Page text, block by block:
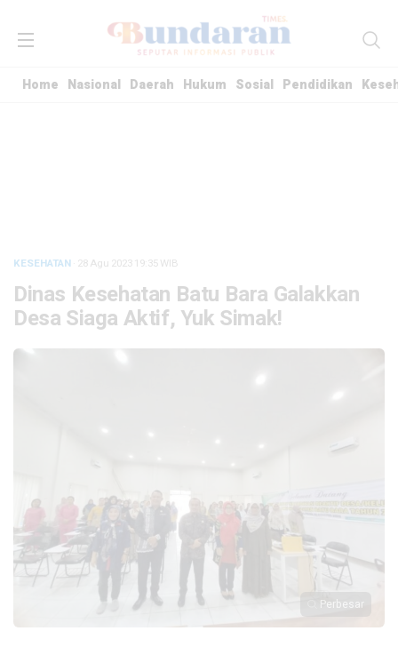
Home Nasional Daerah Hukum Sosial Pendidikan
KESEHATAN · 28 Agu 2023 19:35WIB
Dinas Kesehatan Batu Bara Galakkan
Desa Siaga Aktif, Yuk Simak!
Perbesar